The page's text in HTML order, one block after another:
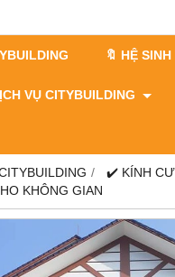
🔖 HỆ
VỤ CITYBUILDING
✔️ KÍNH
KHÔNG GIAN